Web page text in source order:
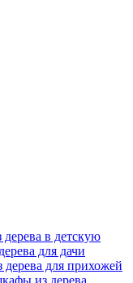
в детскую
для дачи
для прихожей
из дерева